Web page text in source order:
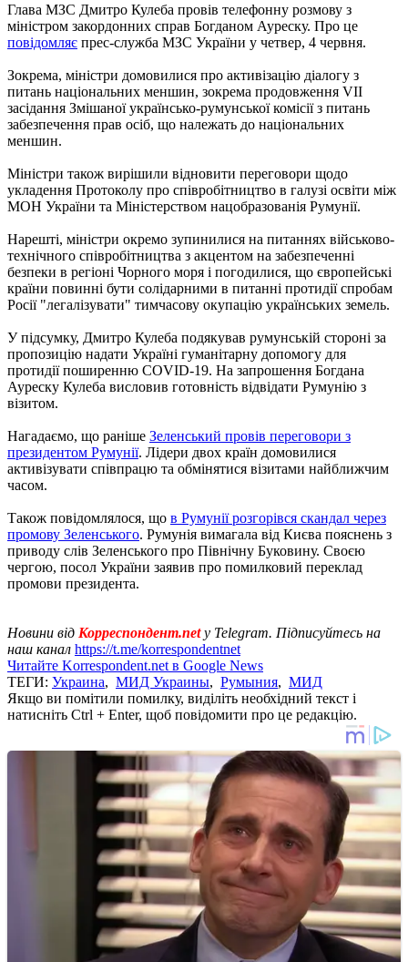
Глава МЗС Дмитро Кулеба провів телефонну розмову з
міністром закордонних справ Богданом Ауреску. Про це
повідомляє прес-служба МЗС України у четвер, 4 червня.
Зокрема, міністри домовилися про активізацію діалогу з
питань національних меншин, зокрема продовження VII
засідання Змішаної українсько-румунської комісії з питань
забезпечення прав осіб, що належать до національних
меншин.
Міністри також вирішили відновити переговори щодо
укладення Протоколу про співробітництво в галузі освіти між
МОН України та Міністерством нацобразованія Румунії.
Нарешті, міністри окремо зупинилися на питаннях військово-
технічного співробітництва з акцентом на забезпеченні
безпеки в регіоні Чорного моря і погодилися, що європейські
країни повинні бути солідарними в питанні протидії спробам
Росії "легалізувати" тимчасову окупацію українських земель.
У підсумку, Дмитро Кулеба подякував румунській стороні за
пропозицію надати Україні гуманітарну допомогу для
протидії поширенню COVID-19. На запрошення Богдана
Ауреску Кулеба висловив готовність відвідати Румунію з
візитом.
Нагадаємо, що раніше Зеленський провів переговори з
президентом Румунії. Лідери двох країн домовилися
активізувати співпрацю та обмінятися візитами найближчим
часом.
Також повідомлялося, що в Румунії розгорівся скандал через
промову Зеленського. Румунія вимагала від Києва пояснень з
приводу слів Зеленського про Північну Буковину. Своєю
чергою, посол України заявив про помилковий переклад
промови президента.
Новини від Корреспондент.net у Telegram. Підписуйтесь на
наш канал https://t.me/korrespondentnet
Читайте Korrespondent.net в Google News
ТЕГИ: Украина, МИД Украины, Румыния, МИД
Якщо ви помітили помилку, виділіть необхідний текст і
натисніть Ctrl + Enter, щоб повідомити про це редакцію.